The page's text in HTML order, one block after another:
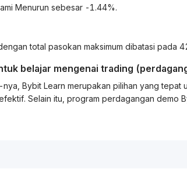
Menurun sebesar -1.44%.
total pasokan maksimum dibatasi pada
belajar mengenai trading
-nya, Bybit Learn merupakan pilihan yang tepat
Selain itu, program perdagangan